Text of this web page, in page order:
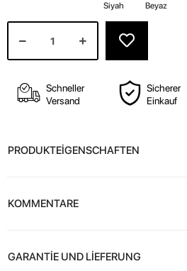
Siyah
Beyaz
Schneller
Versand
Sicherer
Einkauf
PRODUKTEİGENSCHAFTEN
KOMMENTARE
GARANTİE UND LİEFERUNG